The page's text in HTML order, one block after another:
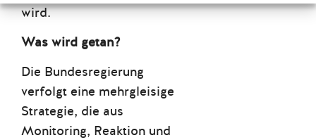
wird.
Was wird getan?
Die Bundesregierung
verfolgt eine mehrgleisige
Strategie, die aus
Monitoring, Reaktion und